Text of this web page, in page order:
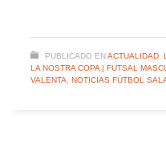
PUBLICADO EN ACTUALIDAD,
LA NOSTRA COPA | FUTSAL
VALENTA
NOTICIAS FÚTBOL